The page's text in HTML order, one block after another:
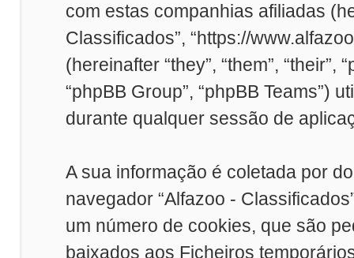
com estas companhias afiliadas
Classificados”, “https://
(hereinafter “they”, “them”, “their”,
“phpBB Group”, “phpBB Teams”)
durante qualquer sessão de
A sua informação é coletada por
navegador “Alfazoo -
um número de cookies, que são
baixados aos Ficheiros